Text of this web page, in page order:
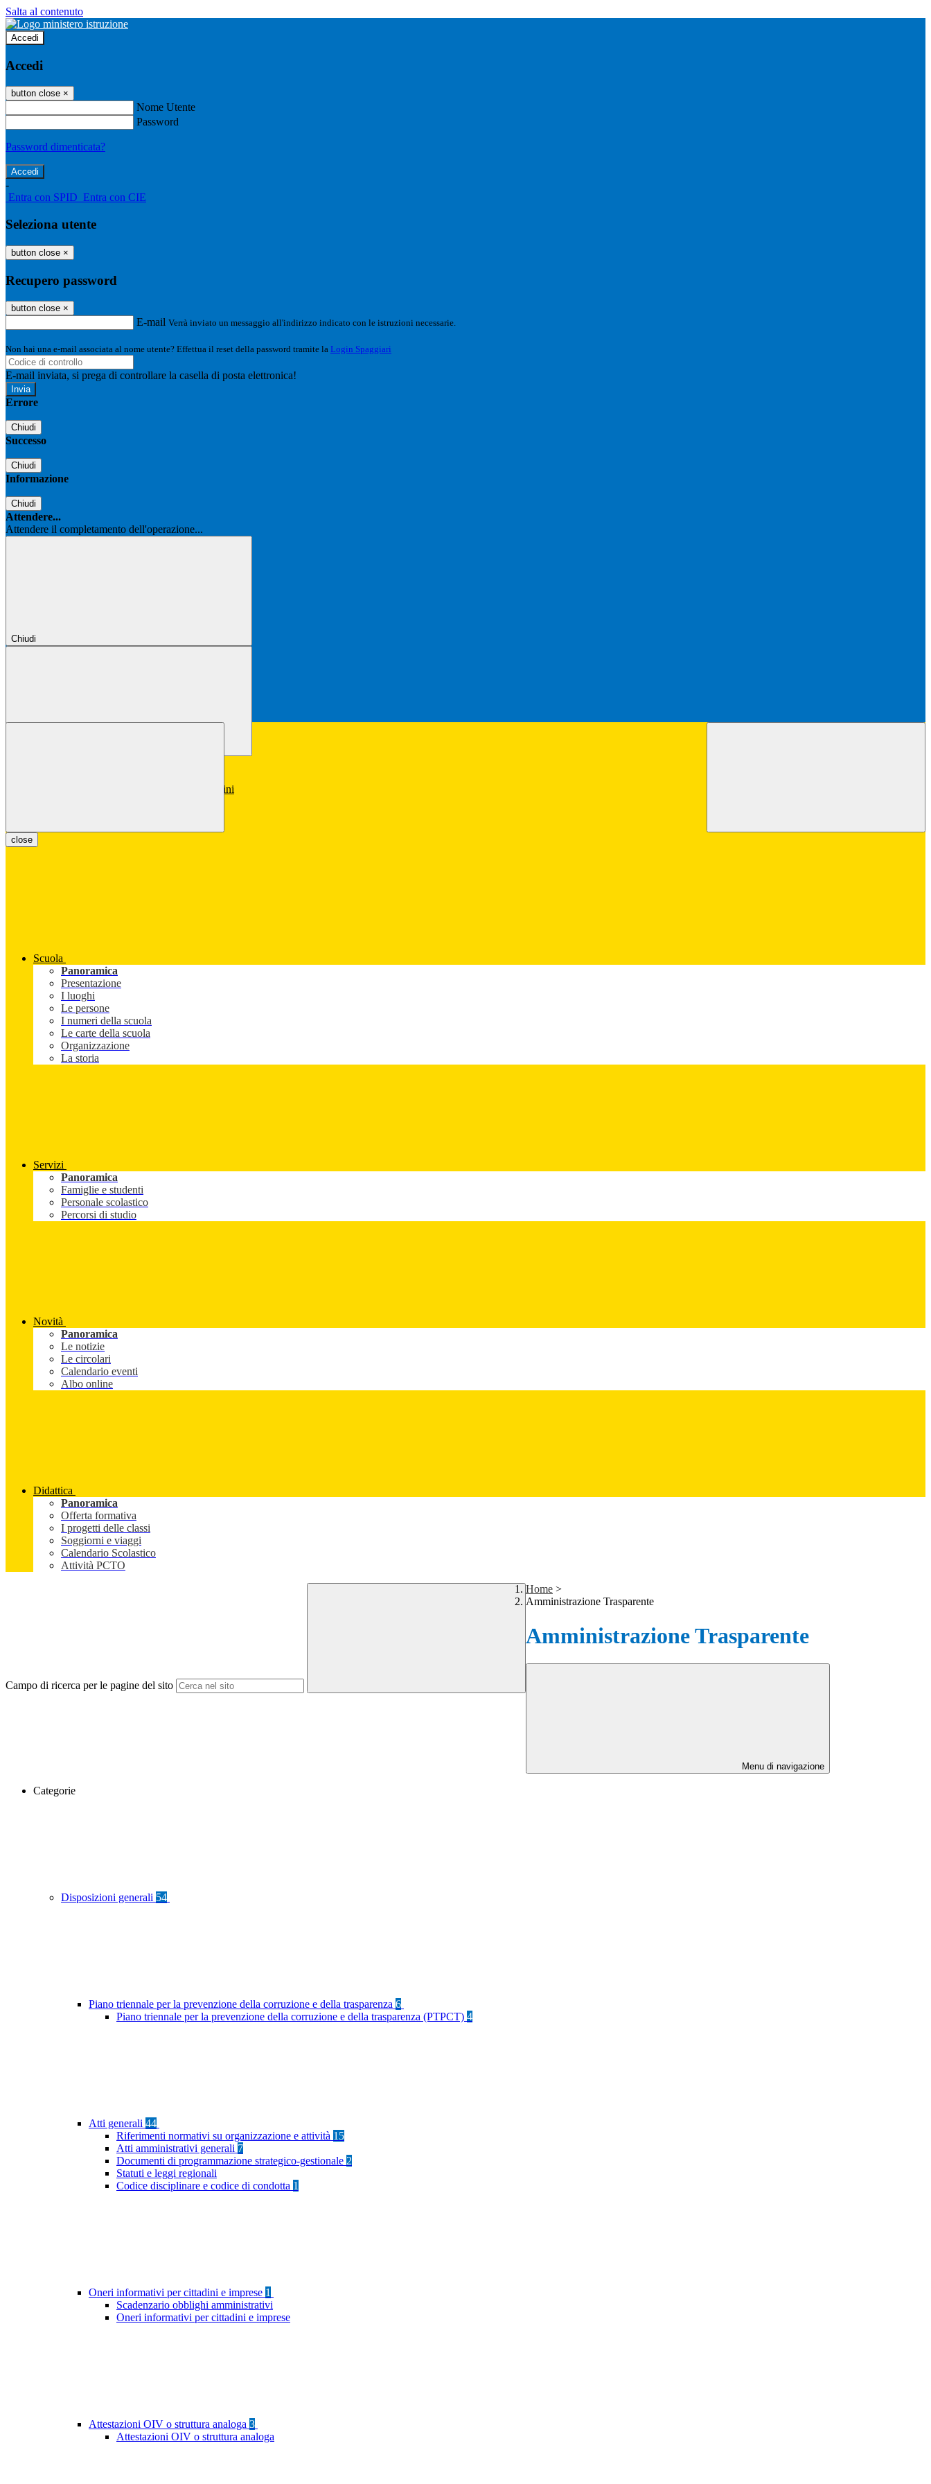
Salta al contenuto
Accedi
Accedi
button close ×
Nome Utente
Password
Password dimenticata?
-
Entra con SPID Entra con CIE
Seleziona utente
button close ×
Recupero password
button close ×
E-mail Verrà inviato un messaggio all'indirizzo indicato con le istruzioni necessarie.
Non hai una e-mail associata al nome utente? Effettua il reset della password tramite la Login Spaggiari
E-mail inviata, si prega di controllare la casella di posta elettronica!
Errore
Chiudi
Successo
Chiudi
Informazione
Chiudi
Attendere...
Attendere il completamento dell'operazione...
Chiudi
close
Scuola
Panoramica
Presentazione
I luoghi
Le persone
I numeri della scuola
Le carte della scuola
Organizzazione
La storia
Servizi
Panoramica
Famiglie e studenti
Personale scolastico
Percorsi di studio
Novità
Panoramica
Le notizie
Le circolari
Calendario eventi
Albo online
Didattica
Panoramica
Offerta formativa
I progetti delle classi
Soggiorni e viaggi
Calendario Scolastico
Attività PCTO
Campo di ricerca per le pagine del sito
Home >
Amministrazione Trasparente
Amministrazione Trasparente
Menu di navigazione
Categorie
Disposizioni generali 54
Piano triennale per la prevenzione della corruzione e della trasparenza 6
Piano triennale per la prevenzione della corruzione e della trasparenza (PTPCT) 4
Atti generali 44
Riferimenti normativi su organizzazione e attività 15
Atti amministrativi generali 7
Documenti di programmazione strategico-gestionale 2
Statuti e leggi regionali
Codice disciplinare e codice di condotta 1
Oneri informativi per cittadini e imprese 1
Scadenzario obblighi amministrativi
Oneri informativi per cittadini e imprese
Attestazioni OIV o struttura analoga 3
Attestazioni OIV o struttura analoga